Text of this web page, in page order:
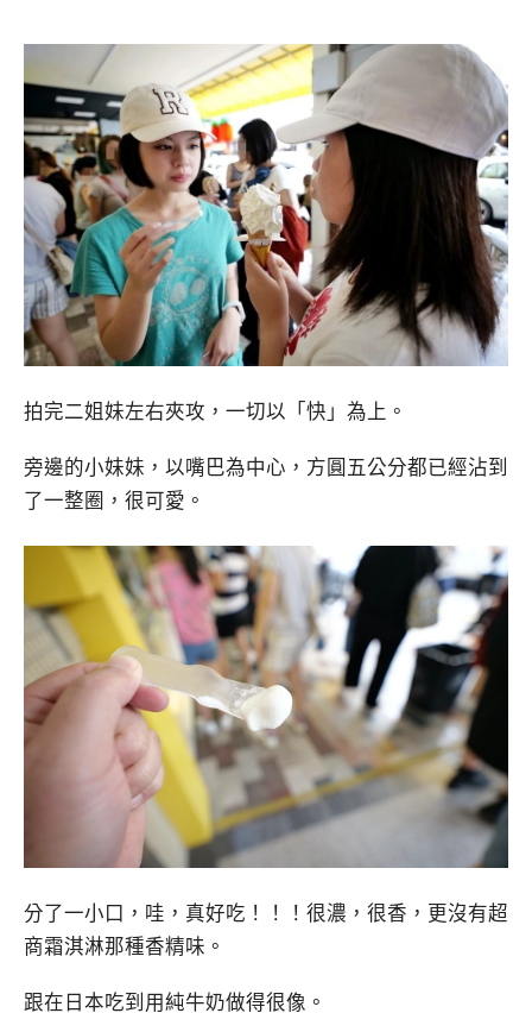
拍完二姐妹左右夾攻，一切以「快」為上。
旁邊的小妹妹，以嘴巴為中心，方圓五公分都已經沾到
了一整圈，很可愛。
分了一小口，哇，真好吃！！！很濃，很香，更沒有超
商霜淇淋那種香精味。
跟在日本吃到用純牛奶做得很像。